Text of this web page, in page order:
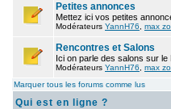
Petites annonces
Mettez ici vos petites
Modérateurs YannH76 max
Rencontres et Salons
Ici on parle des salons sur
Modérateurs YannH76 max
Marquer tous les forums comme lus
Qui est en ligne ?